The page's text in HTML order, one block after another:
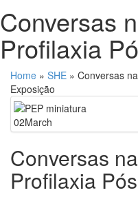
Conversas
Profilaxia
Home » SHE » Conversas
Exposição
02March
Conversas
Profilaxia